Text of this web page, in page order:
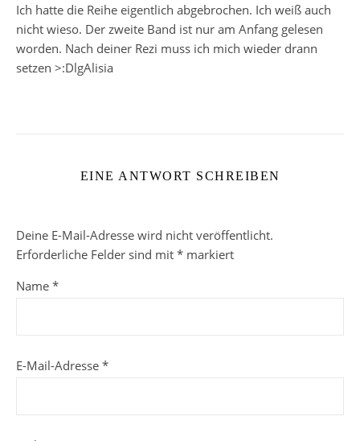
Ich hatte die Reihe eigentlich abgebrochen. Ich weiß auch
nicht wieso. Der zweite Band ist nur am Anfang gelesen
worden. Nach deiner Rezi muss ich mich wieder drann
setzen >:DlgAlisia
EINE ANTWORT SCHREIBEN
Deine E-Mail-Adresse wird nicht veröffentlicht.
Erforderliche Felder sind mit * markiert
Name *
E-Mail-Adresse *